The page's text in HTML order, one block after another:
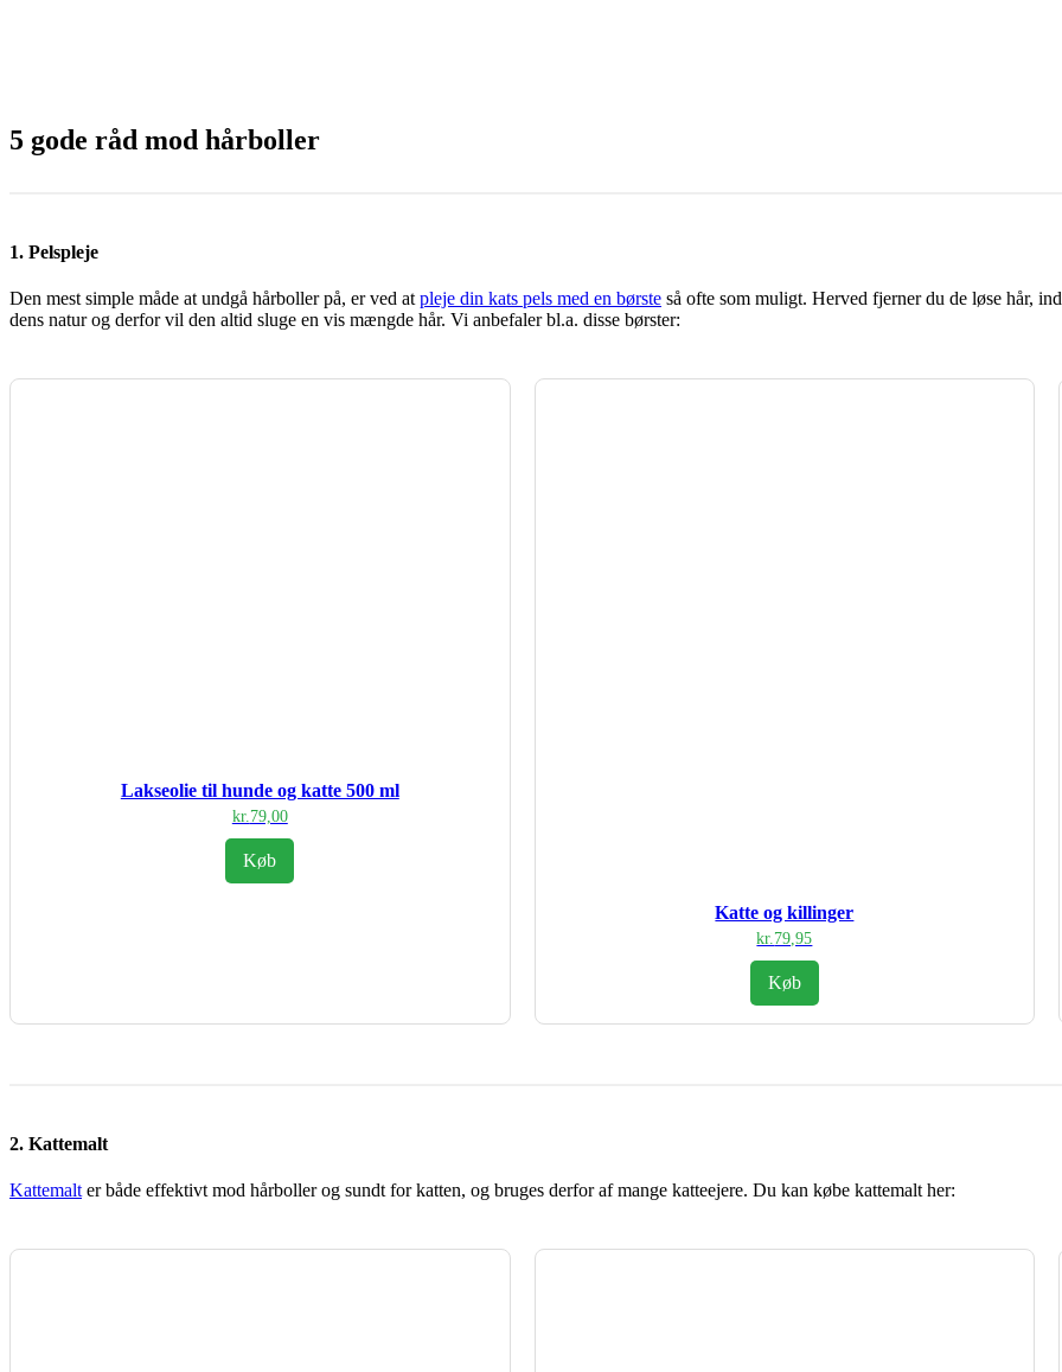
5 gode råd mod hårboller
1. Pelspleje
Den mest simple måde at undgå hårboller på, er ved at pleje din kats pels med en børste så ofte som muligt. Herved fjerner du de løse hår,
dens natur og derfor vil den altid sluge en vis mængde hår. Vi anbefaler bl.a. disse børster:
Lakseolie til hunde og katte 500 ml
kr. 79,00
Køb
Katte og killinger
kr. 79,95
Køb
2. Kattemalt
Kattemalt er både effektivt mod hårboller og sundt for katten, og bruges derfor af mange katteejere. Du kan købe kattemalt her: